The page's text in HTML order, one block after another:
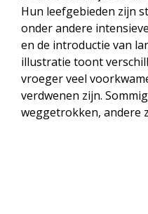
Hun leefgebieden zijn
onder andere
en de introductie van
illustratie toont
vroeger veel
verdwenen zijn.
weggetrokken, andere